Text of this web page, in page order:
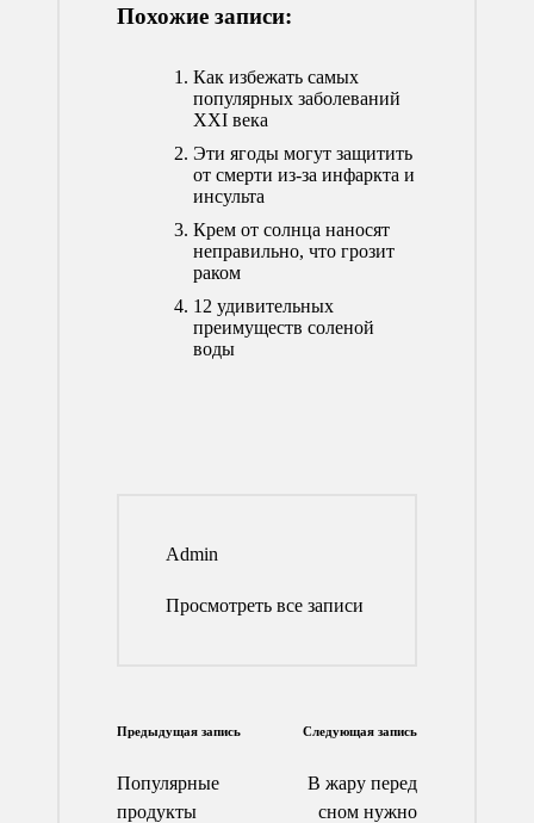
Похожие записи:
Как избежать самых
популярных заболеваний
XXI века
Эти ягоды могут защитить
от смерти из-за инфаркта и
инсульта
Крем от солнца наносят
неправильно, что грозит
раком
12 удивительных
преимуществ соленой
воды
Admin
Просмотреть все записи
Навигация
по
записям
Предыдущая запись
Популярные
продукты
Следующая запись
В жару перед
сном нужно